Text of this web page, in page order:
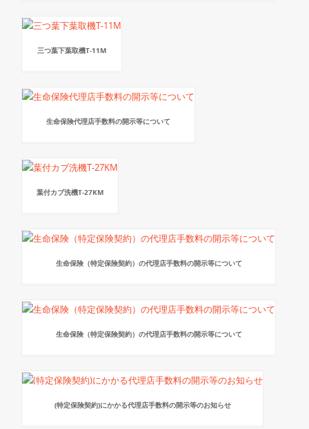
三つ葉下葉取機T-11M
生命保険代理店手数料の開示等について
葉付カブ洗機T-27KM
生命保険（特定保険契約）の代理店手数料の開示等について
生命保険（特定保険契約）の代理店手数料の開示等について
(特定保険契約)にかかる代理店手数料の開示等のお知らせ